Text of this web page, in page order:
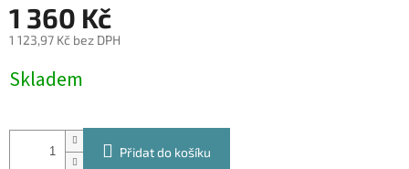
1 360 Kč
1 123,97 Kč bez DPH
cena:
Skladem
Přidat do košíku